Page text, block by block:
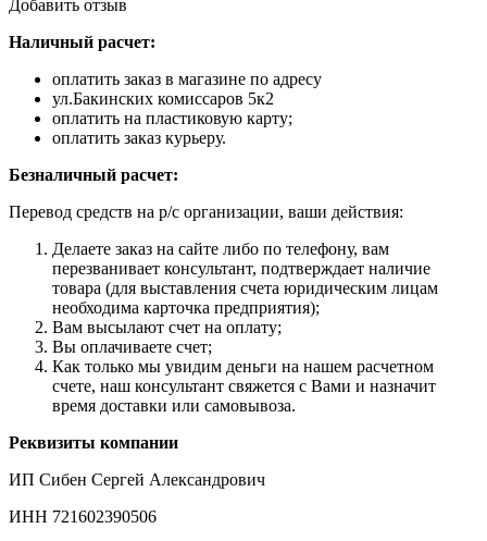
Добавить отзыв
Наличный расчет:
оплатить заказ в магазине по адресу
ул.Бакинских комиссаров 5к2
оплатить на пластиковую карту;
оплатить заказ курьеру.
Безналичный расчет:
Перевод средств на р/с организации, ваши действия:
Делаете заказ на сайте либо по телефону, вам
перезванивает консультант, подтверждает наличие
товара (для выставления счета юридическим лицам
необходима карточка предприятия);
Вам высылают счет на оплату;
Вы оплачиваете счет;
Как только мы увидим деньги на нашем расчетном
счете, наш консультант свяжется с Вами и назначит
время доставки или самовывоза.
Реквизиты компании
ИП Сибен Сергей Александрович
ИНН 721602390506